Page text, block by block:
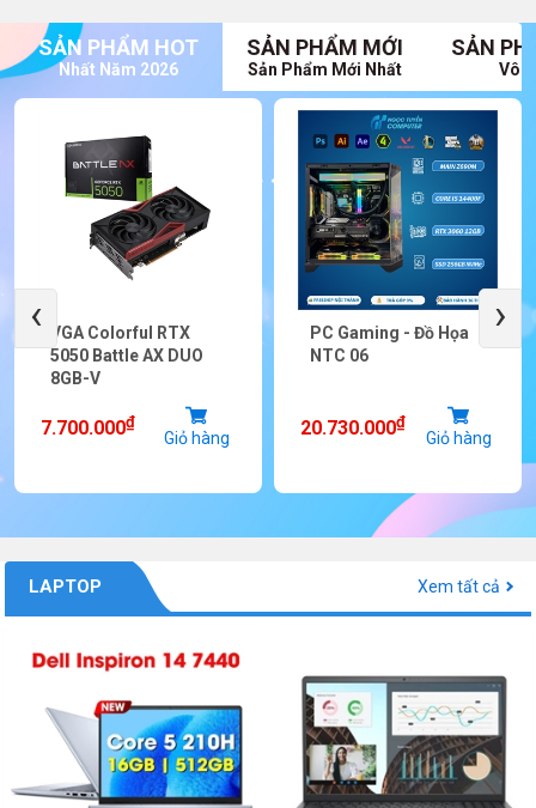
SẢN PHẨM HOT
Nhất Năm 2026
SẢN PHẨM MỚI
Sản Phẩm Mới Nhất
SẢN
Vô
VGA Colorful RTX
5050 Battle AX DUO
8GB-V
7.700.000₫
Giỏ hàng
PC Gaming - Đồ Họa
NTC 06
20.730.000₫
Giỏ hàng
‹ ›
LAPTOP Xem tất cả